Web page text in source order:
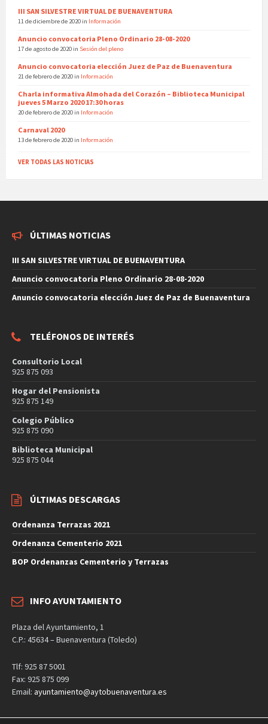
III SAN SILVESTRE VIRTUAL DE BUENAVENTURA
11 de diciembre de 2020 in Información
Anuncio convocatoria Pleno Ordinario 28-08-2020
17 de agosto de 2020 in Sesión del pleno
Anuncio convocatoria elección Juez de Paz de Buenaventura
21 de febrero de 2020 in Información
Charla informativa Almohada del Corazón – Biblioteca Municipal
jueves 5 Marzo 2020 17:30 horas
20 de febrero de 2020 in Información
Carnaval 2020
13 de febrero de 2020 in Información
VER TODAS LAS NOTICIAS
ÚLTIMAS NOTICIAS
III SAN SILVESTRE VIRTUAL DE BUENAVENTURA
Anuncio convocatoria Pleno Ordinario 28-08-2020
Anuncio convocatoria elección Juez de Paz de Buenaventura
TELÉFONOS DE INTERÉS
Consultorio Local
925 875 093
Hogar del Pensionista
925 875 149
Colegio Público
925 875 090
Biblioteca Municipal
925 875 044
ÚLTIMAS DESCARGAS
Ordenanza Terrazas 2021
Ordenanza Cementerio 2021
BOP Ordenanzas Cementerio y Terrazas
INFO AYUNTAMIENTO
Plaza del Ayuntamiento, 1
C.P.: 45634 – Buenaventura (Toledo)
Tlf: 925 87 5001
Fax: 925 875 099
Email: ayuntamiento@aytobuenaventura.es